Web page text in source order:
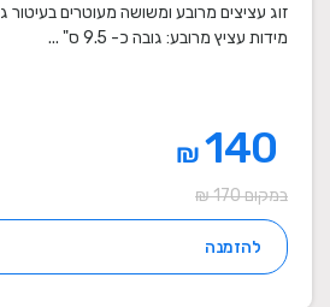
זוג עציצים מרובע ומשושה מעוטרים בעיטור
מידות עציץ מרובע: גובה כ- 9.5 ס" ...
₪
במקום 170 ₪
להזמנה